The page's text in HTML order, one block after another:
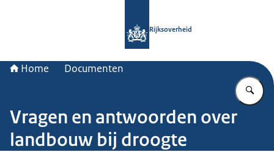
Rijksoverheid
Home Documenten
Vragen en antwoorden over
landbouw bij droogte